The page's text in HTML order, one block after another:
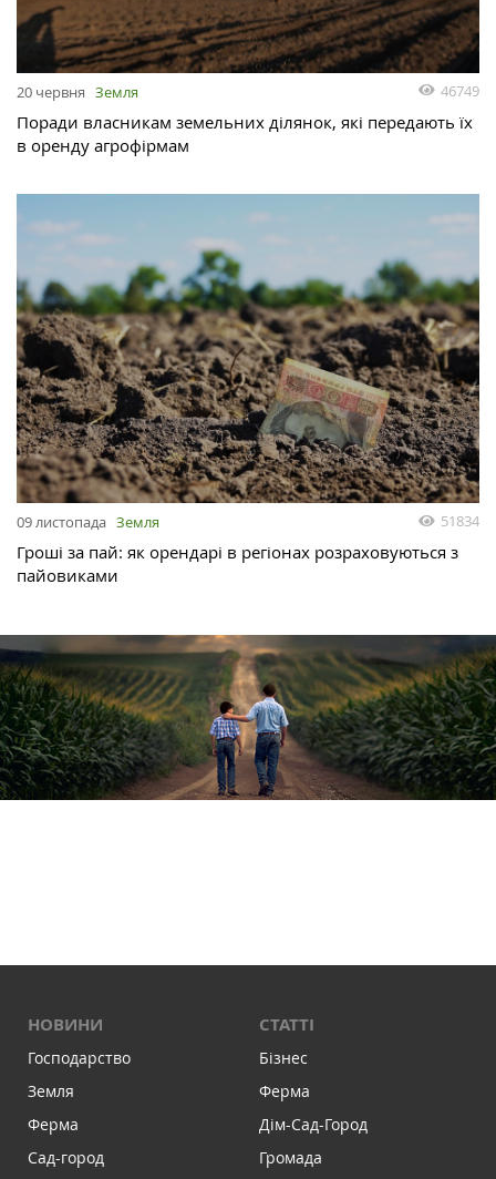
20 червня Земля 46749
Поради власникам земельних ділянок, які передають їх
в оренду агрофірмам
09 листопада Земля 51834
Гроші за пай: як орендарі в регіонах розраховуються з
пайовиками
НОВИНИ
Господарство
Земля
Ферма
Сад-город
СТАТТІ
Бізнес
Ферма
Дім-Сад-Город
Громада